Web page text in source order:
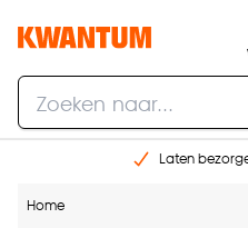
Laten
Home